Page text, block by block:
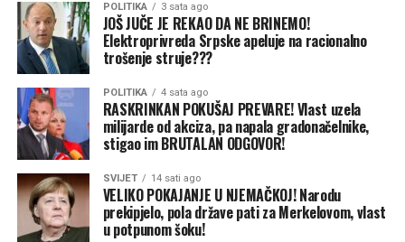
POLITIKA 3 sata ago
JOŠ JUČE JE REKAO DA NE BRINEMO!
Elektroprivreda Srpske apeluje na racionalno
trošenje struje???
POLITIKA 4 sata ago
RASKRINKAN POKUŠAJ PREVARE! Vlast uzela
milijarde od akciza, pa napala gradonačelnike,
stigao im BRUTALAN ODGOVOR!
SVIJET 14 sati ago
VELIKO POKAJANJE U NJEMAČKOJ! Narodu
prekipjelo, pola države pati za Merkelovom, vlast
u potpunom šoku!